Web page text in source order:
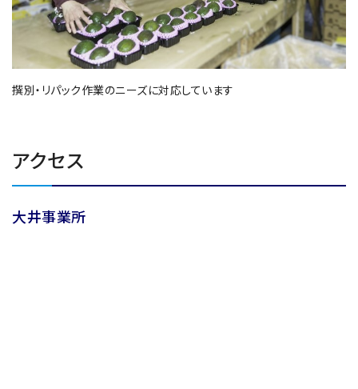
撰別・リパック作業のニーズに対応しています
アクセス
大井事業所